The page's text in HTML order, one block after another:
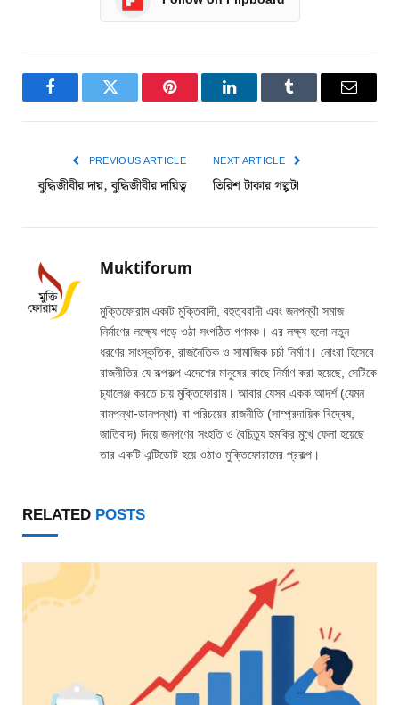
FacebookTwitter Pinterest LinkedInTumblr Email
PREVIOUS ARTICLE
বুদ্ধিজীবীর দায়, বুদ্ধিজীবীর দায়িত্ব
NEXT ARTICLE
তিরিশ টাকার গল্পটা
Muktiforum
মুক্তিফোরাম একটি মুক্তিবাদী, বহুত্ববাদী এবং জনপন্থী সমাজ
নির্মাণের লক্ষ্যে গড়ে ওঠা সংগঠিত গণমঞ্চ। এর লক্ষ্য হলো নতুন
ধরণের সাংস্কৃতিক, রাজনৈতিক ও সামাজিক চর্চা নির্মাণ। নোংরা হিসেবে
রাজনীতির যে রূপকল্প এদেশের মানুষের কাছে নির্মাণ করা হয়েছে, সেটিকে
চ্যালেঞ্জ করতে চায় মুক্তিফোরাম। আবার যেসব একক আদর্শ (যেমন
বামপন্থা-ডানপন্থা) বা পরিচয়ের রাজনীতি (সাম্প্রদায়িক বিদ্বেষ,
জাতিবাদ) দিয়ে জনগণের সংহতি ও বৈচিত্র্য হুমকির মুখে ফেলা হয়েছে
তার একটি এন্টিডোট হয়ে ওঠাও মুক্তিফোরামের প্রকল্প।
RELATED POSTS